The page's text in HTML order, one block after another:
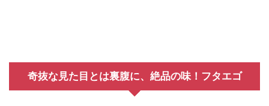
奇抜な見た目とは裏腹に、絶品の味！フタエゴ